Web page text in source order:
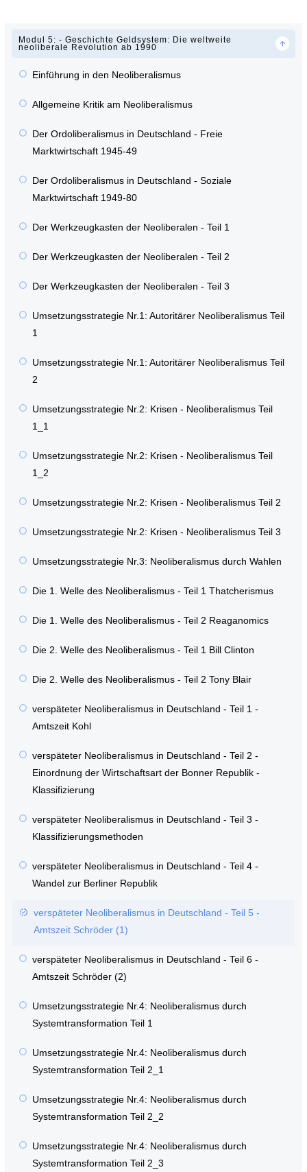
Modul 5: - Geschichte Geldsystem: Die weltweite
neoliberale Revolution ab 1990
Einführung in den Neoliberalismus
Allgemeine Kritik am Neoliberalismus
Der Ordoliberalismus in Deutschland - Freie
Marktwirtschaft 1945-49
Der Ordoliberalismus in Deutschland - Soziale
Marktwirtschaft 1949-80
Der Werkzeugkasten der Neoliberalen - Teil 1
Der Werkzeugkasten der Neoliberalen - Teil 2
Der Werkzeugkasten der Neoliberalen - Teil 3
Umsetzungsstrategie Nr.1: Autoritärer Neoliberalismus Teil
1
Umsetzungsstrategie Nr.1: Autoritärer Neoliberalismus Teil
2
Umsetzungsstrategie Nr.2: Krisen - Neoliberalismus Teil
1_1
Umsetzungsstrategie Nr.2: Krisen - Neoliberalismus Teil
1_2
Umsetzungsstrategie Nr.2: Krisen - Neoliberalismus Teil 2
Umsetzungsstrategie Nr.2: Krisen - Neoliberalismus Teil 3
Umsetzungsstrategie Nr.3: Neoliberalismus durch Wahlen
Die 1. Welle des Neoliberalismus - Teil 1 Thatcherismus
Die 1. Welle des Neoliberalismus - Teil 2 Reaganomics
Die 2. Welle des Neoliberalismus - Teil 1 Bill Clinton
Die 2. Welle des Neoliberalismus - Teil 2 Tony Blair
verspäteter Neoliberalismus in Deutschland - Teil 1 -
Amtszeit Kohl
verspäteter Neoliberalismus in Deutschland - Teil 2 -
Einordnung der Wirtschaftsart der Bonner Republik -
Klassifizierung
verspäteter Neoliberalismus in Deutschland - Teil 3 -
Klassifizierungsmethoden
verspäteter Neoliberalismus in Deutschland - Teil 4 -
Wandel zur Berliner Republik
verspäteter Neoliberalismus in Deutschland - Teil 5 -
Amtszeit Schröder (1)
verspäteter Neoliberalismus in Deutschland - Teil 6 -
Amtszeit Schröder (2)
Umsetzungsstrategie Nr.4: Neoliberalismus durch
Systemtransformation Teil 1
Umsetzungsstrategie Nr.4: Neoliberalismus durch
Systemtransformation Teil 2_1
Umsetzungsstrategie Nr.4: Neoliberalismus durch
Systemtransformation Teil 2_2
Umsetzungsstrategie Nr.4: Neoliberalismus durch
Systemtransformation Teil 2_3